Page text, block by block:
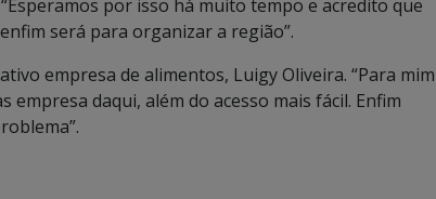
por isso há muito tempo e acredito que
será para organizar a região”.
empresa de alimentos, Luigy Oliveira. “Para mim
daqui, além do acesso mais fácil. Enfim